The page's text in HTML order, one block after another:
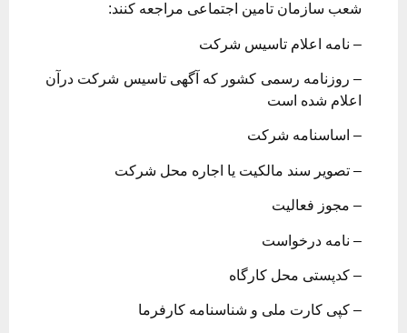
شعب سازمان تامین اجتماعی مراجعه کنند:
– نامه اعلام تاسیس شرکت
– روزنامه رسمی کشور که آگهی تاسیس شرکت درآن
اعلام شده است
– اساسنامه شرکت
– تصویر سند مالکیت یا اجاره محل شرکت
– مجوز فعالیت
– نامه درخواست
– کدپستی محل کارگاه
– کپی کارت ملی و شناسنامه کارفرما